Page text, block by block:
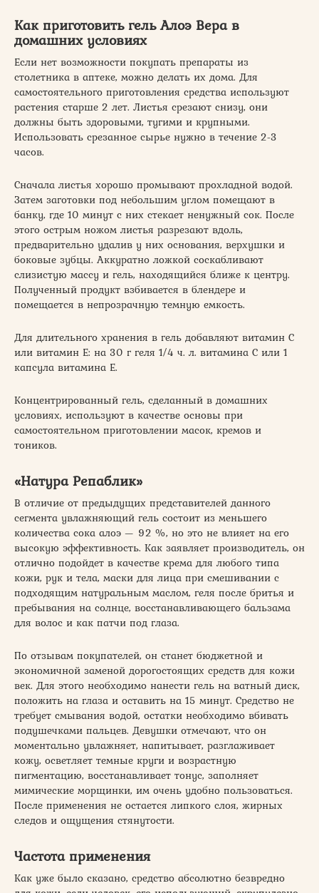
Как приготовить гель Алоэ Вера в
домашних условиях
Если нет возможности покупать препараты из
столетника в аптеке, можно делать их дома. Для
самостоятельного приготовления средства используют
растения старше 2 лет. Листья срезают снизу, они
должны быть здоровыми, тугими и крупными.
Использовать срезанное сырье нужно в течение 2-3
часов.
Сначала листья хорошо промывают прохладной водой.
Затем заготовки под небольшим углом помещают в
банку, где 10 минут с них стекает ненужный сок. После
этого острым ножом листья разрезают вдоль,
предварительно удалив у них основания, верхушки и
боковые зубцы. Аккуратно ложкой соскабливают
слизистую массу и гель, находящийся ближе к центру.
Полученный продукт взбивается в блендере и
помещается в непрозрачную темную емкость.
Для длительного хранения в гель добавляют витамин С
или витамин Е: на 30 г геля 1/4 ч. л. витамина С или 1
капсула витамина Е.
Концентрированный гель, сделанный в домашних
условиях, используют в качестве основы при
самостоятельном приготовлении масок, кремов и
тоников.
«Натура Репаблик»
В отличие от предыдущих представителей данного
сегмента увлажняющий гель состоит из меньшего
количества сока алоэ — 92 %, но это не влияет на его
высокую эффективность. Как заявляет производитель, он
отлично подойдет в качестве крема для любого типа
кожи, рук и тела, маски для лица при смешивании с
подходящим натуральным маслом, геля после бритья и
пребывания на солнце, восстанавливающего бальзама
для волос и как патчи под глаза.
По отзывам покупателей, он станет бюджетной и
экономичной заменой дорогостоящих средств для кожи
век. Для этого необходимо нанести гель на ватный диск,
положить на глаза и оставить на 15 минут. Средство не
требует смывания водой, остатки необходимо вбивать
подушечками пальцев. Девушки отмечают, что он
моментально увлажняет, напитывает, разглаживает
кожу, осветляет темные круги и возрастную
пигментацию, восстанавливает тонус, заполняет
мимические морщинки, им очень удобно пользоваться.
После применения не остается липкого слоя, жирных
следов и ощущения стянутости.
Частота применения
Как уже было сказано, средство абсолютно безвредно